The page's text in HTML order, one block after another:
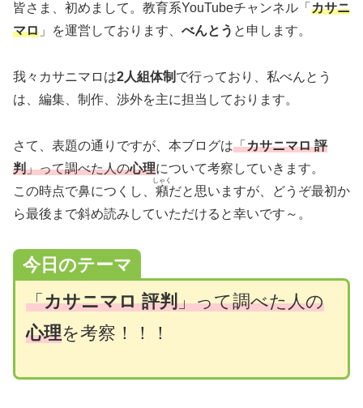
皆さま、初めまして。教育系YouTubeチャンネル「 カサニ
マロ 」を運営しております、 べんとう と申します。
我々カサニマロは2人組体制 で行っており、私べんとう
は、編集、制作、渉外を主に担当しております。
さて、表題の通りですが、本ブログは「カサニマロ 評
判」って調べた人の心理について考察していきます。
この時点で鼻につくし、 癪
しゃく
だと思いますが、どうぞ最初か
ら最後まで斜め読みしていただけると幸いです～。
今日のテーマ
「カサニマロ 評判」って調べた人の
心理を考察！！！